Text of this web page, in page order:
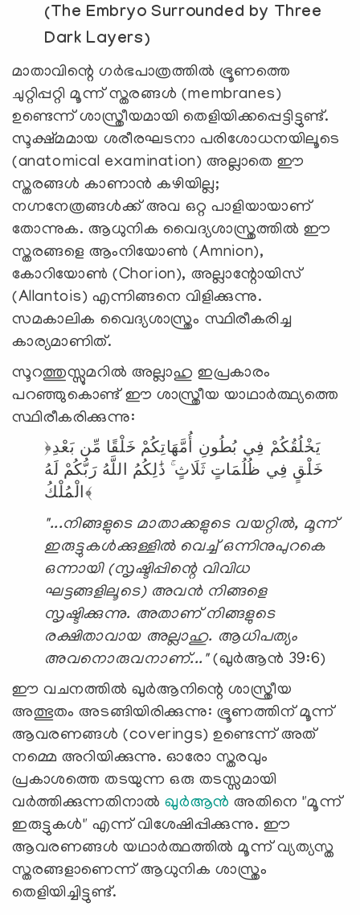
(The Embryo Surrounded by Three
Dark Layers)
മാതാവിന്റെ ഗർഭപാത്രത്തിൽ ഭ്രൂണത്തെ
ചുറ്റിപ്പറ്റി മൂന്ന് സ്തരങ്ങൾ (membranes)
ഉണ്ടെന്ന് ശാസ്ത്രീയമായി തെളിയിക്കപ്പെട്ടിട്ടുണ്ട്.
സൂക്ഷ്മമായ ശരീരഘടനാ പരിശോധനയിലൂടെ
(anatomical examination) അല്ലാതെ ഈ
സ്തരങ്ങൾ കാണാൻ കഴിയില്ല;
നഗ്നനേത്രങ്ങൾക്ക് അവ ഒറ്റ പാളിയായാണ്
തോന്നുക. ആധുനിക വൈദ്യശാസ്ത്രത്തിൽ ഈ
സ്തരങ്ങളെ ആംനിയോൺ (Amnion),
കോറിയോൺ (Chorion), അല്ലാന്റോയിസ്
(Allantois) എന്നിങ്ങനെ വിളിക്കുന്നു.
സമകാലിക വൈദ്യശാസ്ത്രം സ്ഥിരീകരിച്ച
കാര്യമാണിത്.
സൂറത്തുസ്സുമറിൽ അല്ലാഹു ഇപ്രകാരം
പറഞ്ഞുകൊണ്ട് ഈ ശാസ്ത്രീയ യാഥാർത്ഥ്യത്തെ
സ്ഥിരീകരിക്കുന്നു:
﴿يَخْلُقُكُمْ فِي بُطُونِ أُمَّهَاتِكُمْ خَلْقًا مِّن بَعْدِ
خَلْقٍ فِي ظُلُمَاتٍ ثَلَاثٍ ذَٰلِكُمُ اللَّهُ رَبُّكُمْ لَهُ
الْمُلْكُ﴾
"...നിങ്ങളുടെ മാതാക്കളുടെ വയറ്റിൽ, മൂന്ന്
ഇരുട്ടുകൾക്കുള്ളിൽ വെച്ച് ഒന്നിനുപുറകെ
ഒന്നായി (സൃഷ്ടിപ്പിന്റെ വിവിധ
ഘട്ടങ്ങളിലൂടെ) അവൻ നിങ്ങളെ
സൃഷ്ടിക്കുന്നു. അതാണ് നിങ്ങളുടെ
രക്ഷിതാവായ അല്ലാഹു. ആധിപത്യം
അവനൊരുവനാണ്..."(ഖുർആൻ 39:6)
ഈ വചനത്തിൽ ഖുർആനിന്റെ ശാസ്ത്രീയ
അത്ഭുതം അടങ്ങിയിരിക്കുന്നു: ഭ്രൂണത്തിന് മൂന്ന്
ആവരണങ്ങൾ (coverings) ഉണ്ടെന്ന് അത്
നമ്മെ അറിയിക്കുന്നു. ഓരോ സ്തരവും
പ്രകാശത്തെ തടയുന്ന ഒരു തടസ്സമായി
വർത്തിക്കുന്നതിനാൽഖുർആൻ അതിനെ "മൂന്ന്
ഇരുട്ടുകൾ" എന്ന് വിശേഷിപ്പിക്കുന്നു. ഈ
ആവരണങ്ങൾ യഥാർത്ഥത്തിൽ മൂന്ന് വ്യത്യസ്ത
സ്തരങ്ങളാണെന്ന് ആധുനിക ശാസ്ത്രം
തെളിയിച്ചിട്ടുണ്ട്.